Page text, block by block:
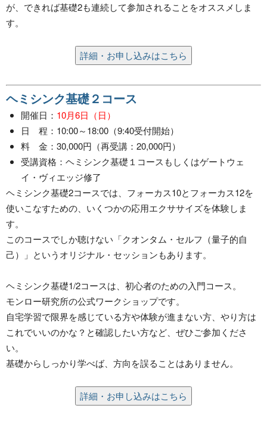
が、できれば基礎2も連続して参加されることをオススメしま
す。
詳細・お申し込みはこちら
ヘミシンク基礎２コース
開催日： 10月6日（日）
日 程：10:00～18:00（9:40受付開始）
料 金：30,000円（再受講：20,000円）
受講資格：ヘミシンク基礎１コースもしくはゲートウェ
イ・ヴィエッジ修了
ヘミシンク基礎2コースでは、フォーカス10とフォーカス12を
使いこなすための、いくつかの応用エクササイズを体験しま
す。
このコースでしか聴けない「クオンタム・セルフ（量子的自
己）」というオリジナル・セッションもあります。
ヘミシンク基礎1/2コースは、初心者のための入門コース。
モンロー研究所の公式ワークショップです。
自宅学習で限界を感じている方や体験が進まない方、やり方は
これでいいのかな？と確認したい方など、ぜひご参加くださ
い。
基礎からしっかり学べば、方向を誤ることはありません。
詳細・お申し込みはこちら